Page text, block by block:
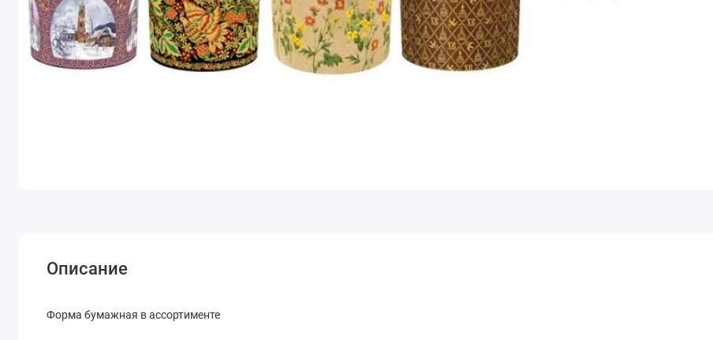
Описание
Форма бумажная в ассортименте